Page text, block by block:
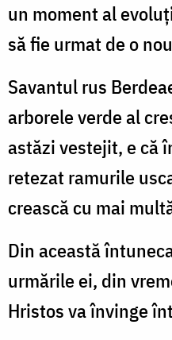
un moment al
să fie urmat de o
Savantul rus
arborele verde al
astăzi vestejit, e că
retezat ramurile
crească cu mai
Din această
urmările ei, din
Hristos va învinge